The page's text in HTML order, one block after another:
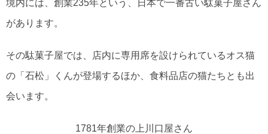
境内には、創業235年という、日本で一番古い駄菓子屋さん
があります。
その駄菓子屋では、店内に専用席を設けられているオス猫
の「石松」くんが登場するほか、食料品店の猫たちとも出
会います。
1781年創業の上川口屋さん